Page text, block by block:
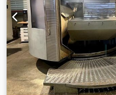
Drehbereich C-Achse: 360°
1.000 mm
max.: 350 kg Tischgewicht:
Nuten-Breite: 14 H12 / 14 H7
MASCHINEN-DETAILS Anzahl
AUSSTATTUNG Gesteuerter
NC-Rundtisch integriert im